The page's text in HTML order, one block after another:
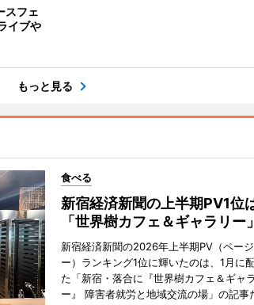
スフェ
イブや
もっと見る
食べる
新宿経済新聞の上半期PV1位
「世界樹カフェ＆ギャラリー」
新宿経済新聞の2026年上半期PV（ページ
ー）ランキング1位に輝いたのは、1月に
た「新宿・落合に『世界樹カフェ＆ギャ
ー』 障害者就労と地域交流の場」の記事